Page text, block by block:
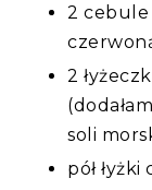
2 cebule
2
soli
pół